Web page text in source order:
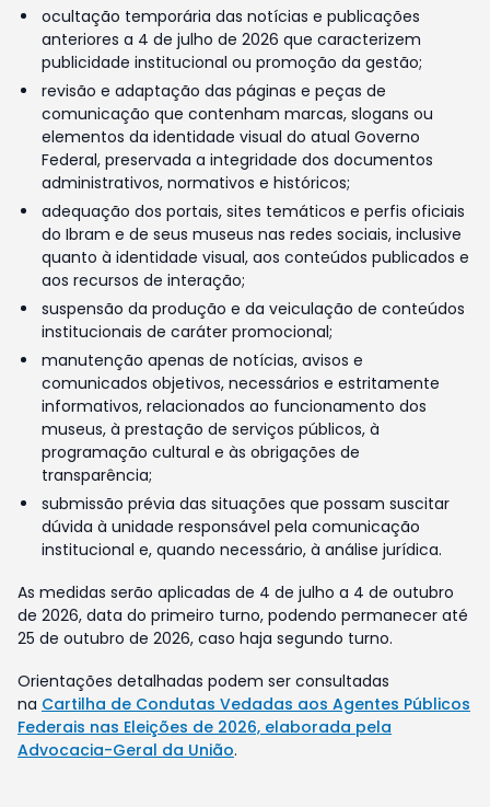
ocultação temporária das notícias e publicações
anteriores a 4 de julho de 2026 que caracterizem
publicidade institucional ou promoção da gestão;
revisão e adaptação das páginas e peças de
comunicação que contenham marcas, slogans ou
elementos da identidade visual do atual Governo
Federal, preservada a integridade dos documentos
administrativos, normativos e históricos;
adequação dos portais, sites temáticos e perfis oficiais
do Ibram e de seus museus nas redes sociais, inclusive
quanto à identidade visual, aos conteúdos publicados e
aos recursos de interação;
suspensão da produção e da veiculação de conteúdos
institucionais de caráter promocional;
manutenção apenas de notícias, avisos e
comunicados objetivos, necessários e estritamente
informativos, relacionados ao funcionamento dos
museus, à prestação de serviços públicos, à
programação cultural e às obrigações de
transparência;
submissão prévia das situações que possam suscitar
dúvida à unidade responsável pela comunicação
institucional e, quando necessário, à análise jurídica.
As medidas serão aplicadas de 4 de julho a 4 de outubro
de 2026, data do primeiro turno, podendo permanecer até
25 de outubro de 2026, caso haja segundo turno.
Orientações detalhadas podem ser consultadas
na Cartilha de Condutas Vedadas aos Agentes Públicos
Federais nas Eleições de 2026, elaborada pela
Advocacia-Geral da União.